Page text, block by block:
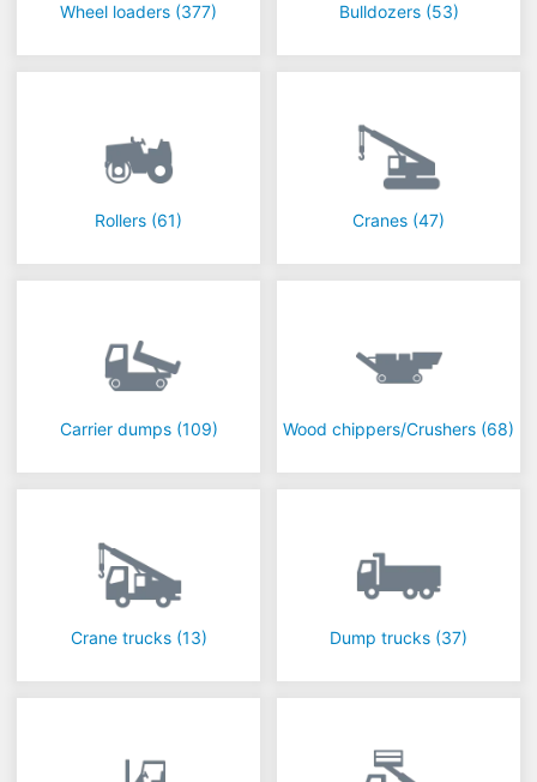
Wheel loaders (377) Bulldozers (53)
Rollers (61) Cranes (47)
Carrier dumps (109) Wood chippers/Crushers (68)
Crane trucks (13) Dump trucks (37)